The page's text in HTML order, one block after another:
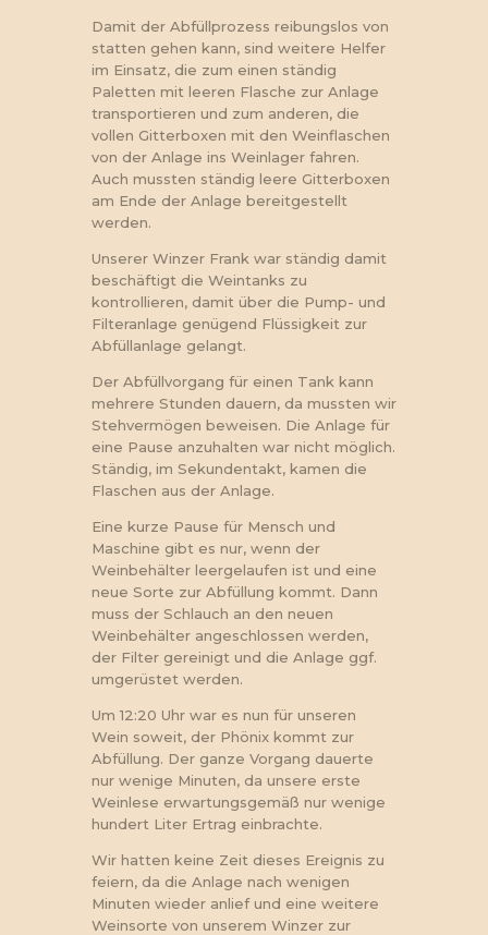
Damit der Abfüllprozess reibungslos von
statten gehen kann, sind weitere Helfer
im Einsatz, die zum einen ständig
Paletten mit leeren Flasche zur Anlage
transportieren und zum anderen, die
vollen Gitterboxen mit den Weinflaschen
von der Anlage ins Weinlager fahren.
Auch mussten ständig leere Gitterboxen
am Ende der Anlage bereitgestellt
werden.
Unserer Winzer Frank war ständig damit
beschäftigt die Weintanks zu
kontrollieren, damit über die Pump- und
Filteranlage genügend Flüssigkeit zur
Abfüllanlage gelangt.
Der Abfüllvorgang für einen Tank kann
mehrere Stunden dauern, da mussten wir
Stehvermögen beweisen. Die Anlage für
eine Pause anzuhalten war nicht möglich.
Ständig, im Sekundentakt, kamen die
Flaschen aus der Anlage.
Eine kurze Pause für Mensch und
Maschine gibt es nur, wenn der
Weinbehälter leergelaufen ist und eine
neue Sorte zur Abfüllung kommt. Dann
muss der Schlauch an den neuen
Weinbehälter angeschlossen werden,
der Filter gereinigt und die Anlage ggf.
umgerüstet werden.
Um 12:20 Uhr war es nun für unseren
Wein soweit, der Phönix kommt zur
Abfüllung. Der ganze Vorgang dauerte
nur wenige Minuten, da unsere erste
Weinlese erwartungsgemäß nur wenige
hundert Liter Ertrag einbrachte.
Wir hatten keine Zeit dieses Ereignis zu
feiern, da die Anlage nach wenigen
Minuten wieder anlief und eine weitere
Weinsorte von unserem Winzer zur